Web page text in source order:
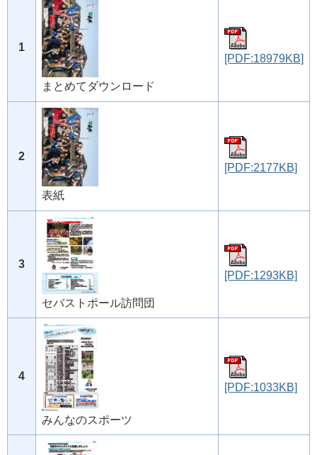
1
まとめてダウンロード
[PDF:18979KB]
2
表紙
[PDF:2177KB]
3
セバストポール訪問団
[PDF:1293KB]
4
みんなのスポーツ
[PDF:1033KB]